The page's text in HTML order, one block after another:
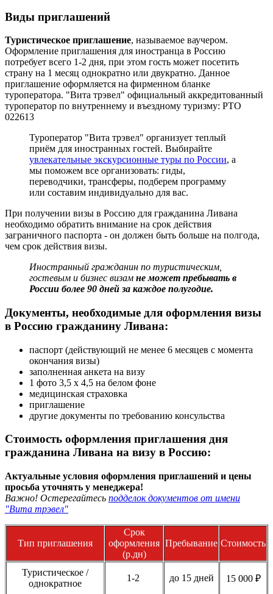
Виды приглашений
Туристическое приглашение, называемое ваучером.
Оформление приглашения для иностранца в Россию
потребует всего 1-2 дня, при этом гость может посетить
страну на 1 месяц однократно или двукратно. Данное
приглашение оформляется на фирменном бланке
туроператора. "Вита трэвел" официальный аккредитованный
туроператор по внутреннему и въездному туризму: РТО
022613
Туроператор "Вита трэвел" организует теплый
приём для иностранных гостей. Выбирайте
увлекательные экскурсионные туры по России, а
мы поможем все организовать: гиды,
переводчики, трансферы, подберем программу
или составим индивидуально для вас.
При получении визы в Россию для гражданина Ливана
необходимо обратить внимание на срок действия
заграничного паспорта - он должен быть больше на полгода,
чем срок действия визы.
Иностранный гражданин по туристическим,
гостевым и бизнес визам не может пребывать в
России более 90 дней за каждое полугодие.
Документы, необходимые для оформления визы
в Россию гражданину Ливана:
паспорт (действующий не менее 6 месяцев с момента
окончания визы)
заполненная анкета на визу
1 фото 3,5 х 4,5 на белом фоне
медицинская страховка
приглашение
другие документы по требованию консульства
Стоимость оформления приглашения дня
гражданина Ливана на визу в Россию:
Актуальные условия оформления приглашений и цены
просьба уточнять у менеджера!
Важно! Остерегайтесь подделок документов от имени
"Вита трэвел"
Тип приглашения
Срок
оформления
(р.дн)
Пребывание Стоимость
Туристическое /
однократное
1-2 до 15 дней 15 000 ₽